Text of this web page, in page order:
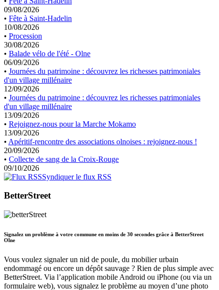
09/08/2026
• Fête à Saint-Hadelin
10/08/2026
• Procession
30/08/2026
• Balade vélo de l'été - Olne
06/09/2026
• Journées du patrimoine : découvrez les richesses patrimoniales
d'un village millénaire
12/09/2026
• Journées du patrimoine : découvrez les richesses patrimoniales
d'un village millénaire
13/09/2026
• Rejoignez-nous pour la Marche Mokamo
13/09/2026
• Apéritif-rencontre des associations olnoises : rejoignez-nous !
20/09/2026
• Collecte de sang de la Croix-Rouge
09/10/2026
Syndiquer le flux RSS
BetterStreet
Signalez un problème à votre commune en moins de 30 secondes grâce à BetterStreet
Olne
Vous voulez signaler un nid de poule, du mobilier urbain
endommagé ou encore un dépôt sauvage ? Rien de plus simple avec
BetterStreet. Via l’application mobile Android ou iPhone (ou via un
formulaire web), vous signalez le problème au moyen d’une photo